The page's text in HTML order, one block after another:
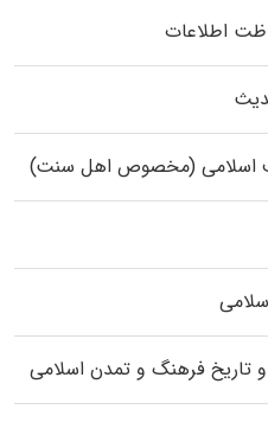
اطلاعات
اسلامی (مخصوص اهل سنت)
تاریخ فرهنگ و تمدن اسلامی